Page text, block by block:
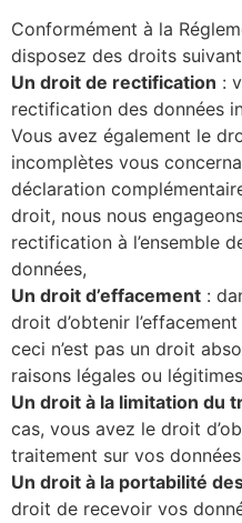
Conformément à la
disposez des droits
Un droit de rectification :
rectification des données
Vous avez également le
incomplètes vous
déclaration
droit, nous nous
rectification à l’ensemble
données,
Un droit d’effacement :
droit d’obtenir
ceci n’est pas un droit
raisons légales ou
Un droit à la limitation du
cas, vous avez le droit
traitement sur vos
Un droit à la portabilité
droit de recevoir vos